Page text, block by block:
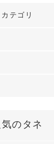
カテゴリ
気のタネ